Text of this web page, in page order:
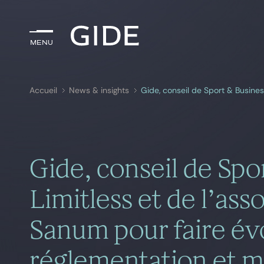
Menu
Menu
Accueil News & insights
Gide, conseil de
Limitless et de
Sanum pour faire